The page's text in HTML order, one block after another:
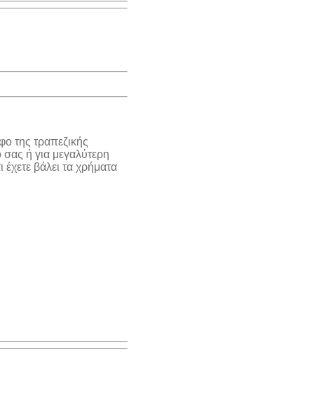
της τραπεζικής
ή για μεγαλύτερη
βάλει τα χρήματα